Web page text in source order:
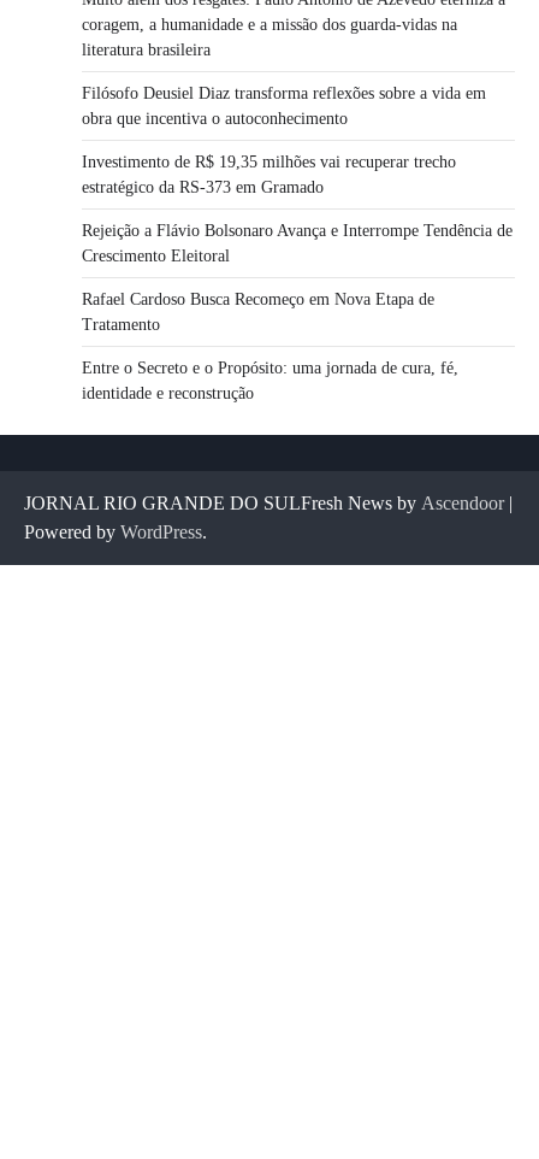
coragem, a humanidade e a missão dos guarda-vidas na
literatura brasileira
Filósofo Deusiel Diaz transforma reflexões sobre a vida em
obra que incentiva o autoconhecimento
Investimento de R$ 19,35 milhões vai recuperar trecho
estratégico da RS-373 em Gramado
Rejeição a Flávio Bolsonaro Avança e Interrompe Tendência de
Crescimento Eleitoral
Rafael Cardoso Busca Recomeço em Nova Etapa de
Tratamento
Entre o Secreto e o Propósito: uma jornada de cura, fé,
identidade e reconstrução
JORNAL RIO GRANDE DO SULFresh News by Ascendoor|
Powered by WordPress.